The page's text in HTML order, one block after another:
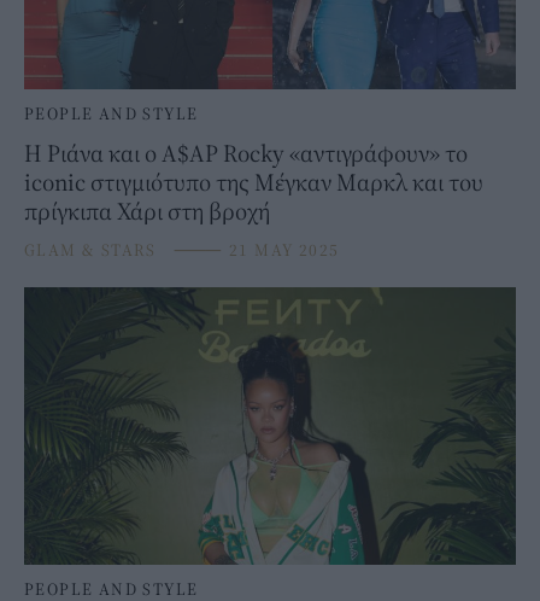
PEOPLE AND STYLE
Η Ριάνα και ο A$AP Rocky «αντιγράφουν» το
iconic στιγμιότυπο της Μέγκαν Μαρκλ και του
πρίγκιπα Χάρι στη βροχή
GLAM & STARS ⸻ 21 MAY 2025
PEOPLE AND STYLE